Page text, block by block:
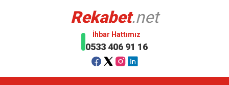
Rekabet.net
İhbar Hattımız
0533 406 91 16